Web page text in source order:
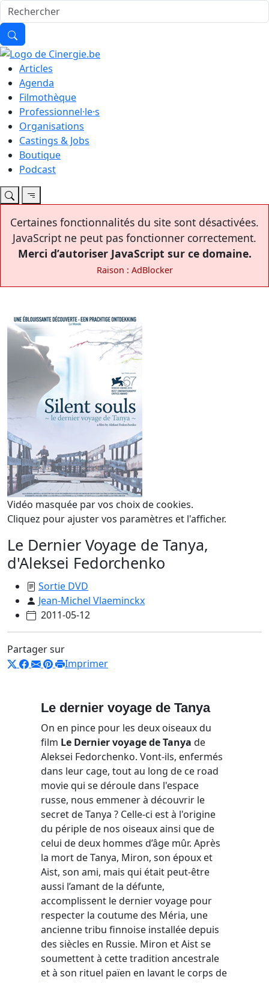
Articles
Agenda
Filmothèque
Professionnel·le·s
Organisations
Castings & Jobs
Boutique
Podcast
Certaines fonctionnalités du site sont désactivées.
JavaScript ne peut pas fonctionner correctement.
Merci d’autoriser JavaScript sur ce domaine.
Raison : AdBlocker
Vidéo masquée par vos choix de cookies.
Cliquez pour ajuster vos paramètres et l'afficher.
Le Dernier Voyage de Tanya,
d'Aleksei Fedorchenko
Sortie DVD
Jean-Michel Vlaeminckx
2011-05-12
Partager sur
Imprimer
Le dernier voyage de Tanya
On en pince pour les deux oiseaux du
film Le Dernier voyage de Tanya de
Aleksei Fedorchenko. Vont-ils, enfermés
dans leur cage, tout au long de ce road
movie qui se déroule dans l'espace
russe, nous emmener à découvrir le
secret de Tanya ? Celle-ci est à l'origine
du périple de nos oiseaux ainsi que de
celui de deux hommes d’âge mûr. Après
la mort de Tanya, Miron, son époux et
Aist, son ami, mais qui était peut-être
aussi l’amant de la défunte,
accomplissent le dernier voyage pour
respecter la coutume des Méria, une
ancienne tribu finnoise installée depuis
des siècles en Russie. Miron et Aist se
soumettent à cette tradition ancestrale
et à son rituel païen en lavant le corps de